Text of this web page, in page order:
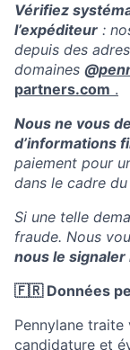
Vérifiez
l’expéditeur :
depuis des
domaines @
partners.com .
Nous ne vous
d’informations
paiement pour
dans le cadre
Si une telle
fraude. Nous
nous le
🇫🇷 Données
Pennylane
candidature et